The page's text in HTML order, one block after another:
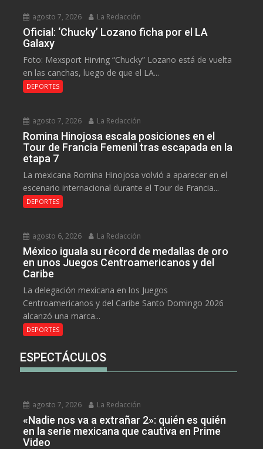
agosto 7, 2026 La Redacción
Oficial: ‘Chucky’ Lozano ficha por el LA
Galaxy
Foto: Mexsport Hirving “Chucky” Lozano está de vuelta
en las canchas, luego de que el LA...
DEPORTES
agosto 7, 2026 La Redacción
Romina Hinojosa escala posiciones en el
Tour de Francia Femenil tras escapada en la
etapa 7
La mexicana Romina Hinojosa volvió a aparecer en el
escenario internacional durante el Tour de Francia...
DEPORTES
agosto 6, 2026 La Redacción
México iguala su récord de medallas de oro
en unos Juegos Centroamericanos y del
Caribe
La delegación mexicana en los Juegos
Centroamericanos y del Caribe Santo Domingo 2026
alcanzó una marca...
DEPORTES
ESPECTÁCULOS
agosto 7, 2026 La Redacción
«Nadie nos va a extrañar 2»: quién es quién
en la serie mexicana que cautiva en Prime
Video